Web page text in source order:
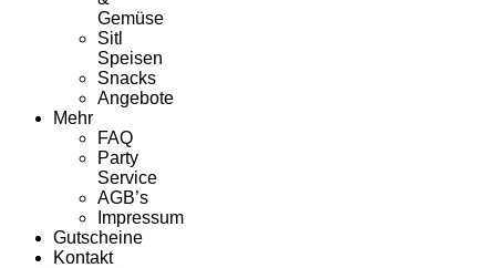
Gemüse
Sitl
Speisen
Snacks
Angebote
Mehr
FAQ
Party
Service
AGB’s
Impressum
Gutscheine
Kontakt